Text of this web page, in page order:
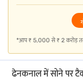
महंगाई और आर्थिक
जाता है. जब महंगाई
व्यापक ट्रेंड को समझने के
सकते हैं.
तेज़पुर में सोने की कीमतें
*आप ₹ 5,000 से ₹ 2 करोड़
ढेनकनाल में सोने पर